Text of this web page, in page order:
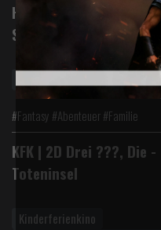
Harry Potter und der
Stein der Weisen
#Fantasy #Abenteuer #Familie
KFK | 2D Drei ???, Die -
Toteninsel
Kinderferienkino